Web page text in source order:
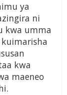
ya
ni
kwa umma
kwa
maeneo